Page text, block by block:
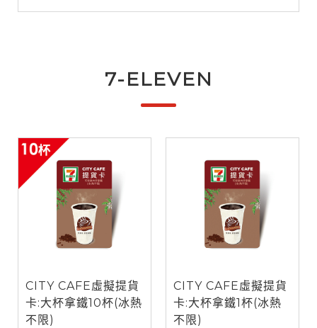
7-ELEVEN
CITY CAFE虛擬提貨
卡:大杯拿鐵10杯(冰熱
不限)
CITY CAFE虛擬提貨
卡:大杯拿鐵1杯(冰熱
不限)